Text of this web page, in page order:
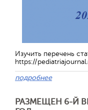
Изучить перечень
https://
подробнее
РАЗМЕЩЕН 6-Й